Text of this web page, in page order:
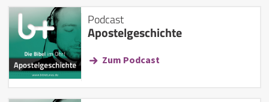
Podcast
Apostelgeschichte
Zum Podcast